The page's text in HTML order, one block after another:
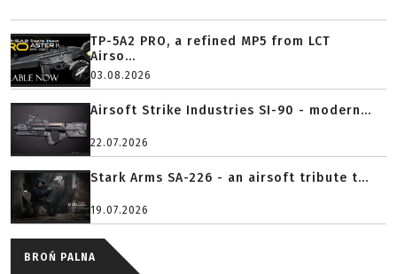
TP-5A2 PRO, a refined MP5 from LCT
Airso...
03.08.2026
Airsoft Strike Industries SI-90 - modern...
22.07.2026
Stark Arms SA-226 - an airsoft tribute t...
19.07.2026
BROŃ PALNA